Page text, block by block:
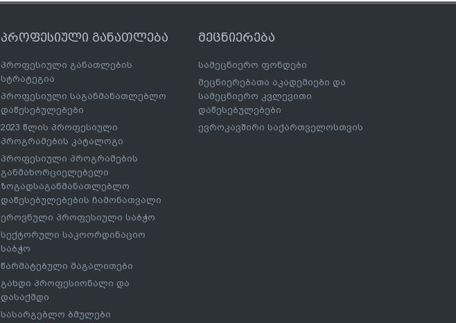
პროფესიული განათლება
პროფესიული განათლების
სტრატეგია
პროფესიული საგანმანათლებლო
დაწესებულებები
2023 წლის პროფესიული
პროგრამების კატალოგი
პროფესიული პროგრამების
განმახორციელებელი
ზოგადსაგანმანათლებლო
დაწესებულებების ჩამონათვალი
ეროვნული პროფესიული საბჭო
სექტორული საკოორდინაციო
საბჭო
წარმატებული მაგალითები
გახდი პროფესიონალი და
დასაქმდი
სასარგებლო ბმულები
მეცნიერება
სამეცნიერო ფონდები
მეცნიერებათა აკადემიები და
სამეცნიერო კვლევითი
დაწესებულებები
ევროკავშირი საქართველოსთვის